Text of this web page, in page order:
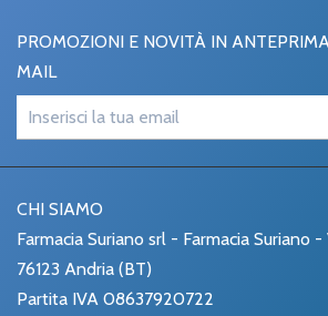
PROMOZIONI E NOVITÀ IN
MAIL
CHI SIAMO
Farmacia Suriano srl - Farmacia Suriano
76123 Andria (BT)
Partita IVA 08637920722